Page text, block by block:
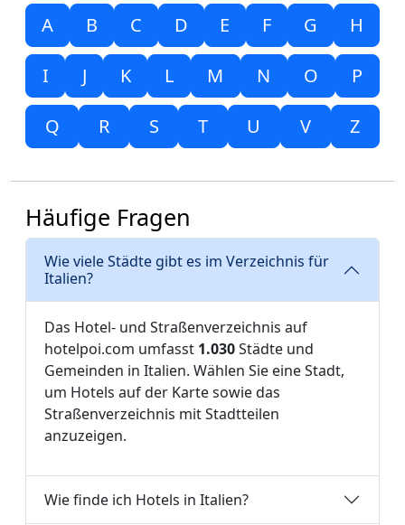
A B C D E F G H
I J K L M N O P
Q R S T U V Z
Häufige Fragen
Wie viele Städte gibt es im Verzeichnis für
Italien?
Das Hotel- und Straßenverzeichnis auf
hotelpoi.com umfasst 1.030Städte und
Gemeinden in Italien. Wählen Sie eine Stadt,
um Hotels auf der Karte sowie das
Straßenverzeichnis mit Stadtteilen
anzuzeigen.
Wie finde ich Hotels in Italien?